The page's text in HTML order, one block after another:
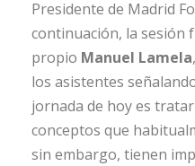
Presidente de Madrid
continuación, la sesión
propio Manuel Lamela
los asistentes
jornada de hoy es
conceptos que
sin embargo, tienen